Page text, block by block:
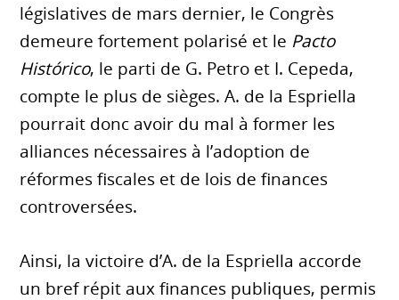
législatives de mars dernier, le Congrès
demeure fortement polarisé et le Pacto
Histórico, le parti de G. Petro et I. Cepeda,
compte le plus de sièges. A. de la Espriella
pourrait donc avoir du mal à former les
alliances nécessaires à l’adoption de
réformes fiscales et de lois de finances
controversées.
Ainsi, la victoire d’A. de la Espriella accorde
un bref répit aux finances publiques, permis